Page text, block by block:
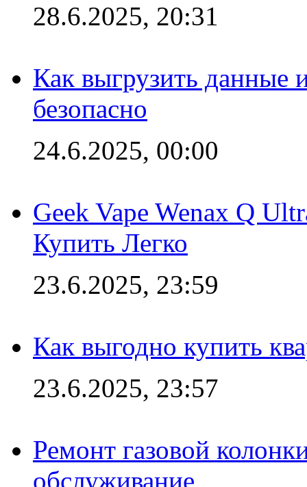
28.6.2025, 20:31
Как выгрузить данные
безопасно
24.6.2025, 00:00
Geek Vape Wenax Q
Купить Легко
23.6.2025, 23:59
Как выгодно купить
23.6.2025, 23:57
Ремонт газовой
обслуживание